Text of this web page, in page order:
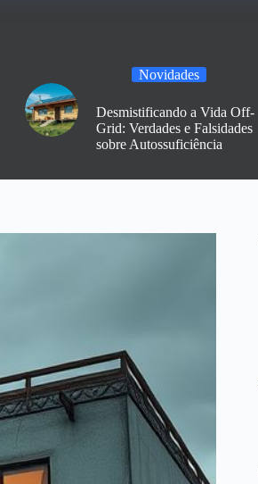
Novidades
Desmistificando a Vida Off-
Grid: Verdades e Falsidades
sobre Autossuficiência